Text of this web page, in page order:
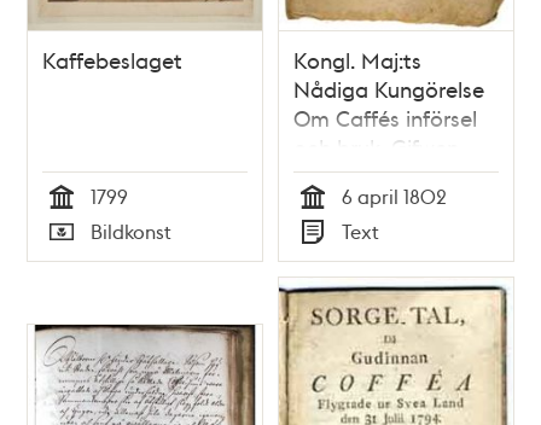
Kaffebeslaget
Tid
1799
Typ
Bildkonst
Kongl. Maj:ts
Nådiga Kungörelse
Om Caffés införsel
och bruk. Gifwen
Stockholms Slott
den 6 April 1802.
Tid
6 april 1802
Typ
Text